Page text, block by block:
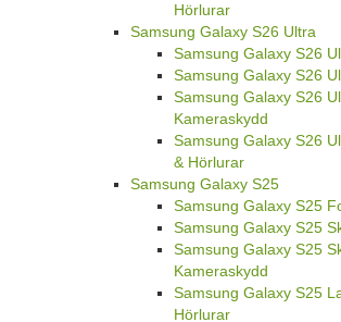
Hörlurar
Samsung Galaxy S26 Ultra
Samsung Galaxy S26
Samsung Galaxy S26
Samsung Galaxy S26
Kameraskydd
Samsung Galaxy S26
& Hörlurar
Samsung Galaxy S25
Samsung Galaxy S25
Samsung Galaxy S25
Samsung Galaxy S25
Kameraskydd
Samsung Galaxy S25
Hörlurar